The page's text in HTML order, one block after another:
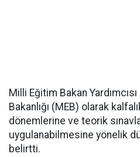
Milli Eğitim Bakan
Bakanlığı (MEB) olarak
dönemlerine ve teorik
uygulanabilmesine yönelik
belirtti.